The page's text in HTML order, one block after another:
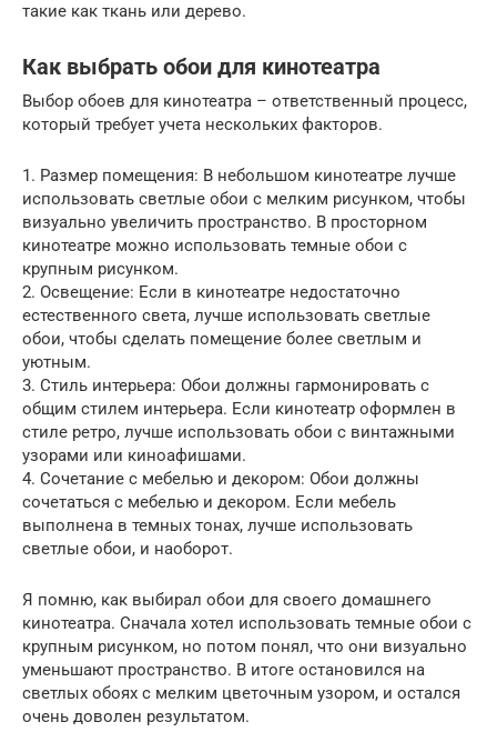
такие как ткань или дерево.
Как выбрать обои для кинотеатра
Выбор обоев для кинотеатра – ответственный процесс,
который требует учета нескольких факторов.
1. Размер помещения: В небольшом кинотеатре лучше
использовать светлые обои с мелким рисунком, чтобы
визуально увеличить пространство. В просторном
кинотеатре можно использовать темные обои с
крупным рисунком.
2. Освещение: Если в кинотеатре недостаточно
естественного света, лучше использовать светлые
обои, чтобы сделать помещение более светлым и
уютным.
3. Стиль интерьера: Обои должны гармонировать с
общим стилем интерьера. Если кинотеатр оформлен в
стиле ретро, лучше использовать обои с винтажными
узорами или киноафишами.
4. Сочетание с мебелью и декором: Обои должны
сочетаться с мебелью и декором. Если мебель
выполнена в темных тонах, лучше использовать
светлые обои, и наоборот.
Я помню, как выбирал обои для своего домашнего
кинотеатра. Сначала хотел использовать темные обои с
крупным рисунком, но потом понял, что они визуально
уменьшают пространство. В итоге остановился на
светлых обоях с мелким цветочным узором, и остался
очень доволен результатом.